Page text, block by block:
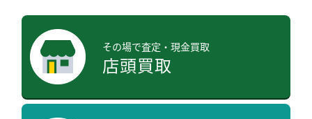
その場で査定・現金買取
店頭買取